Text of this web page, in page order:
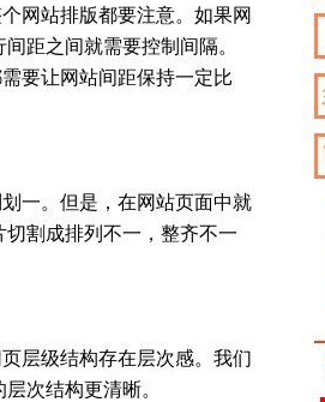
网站排版都要注意。如果网
距之间就需要控制间隔。
要让网站间距保持一定比
一。但是，在网站页面中就
割成排列不一，整齐不一
层级结构存在层次感。我们
次结构更清晰。